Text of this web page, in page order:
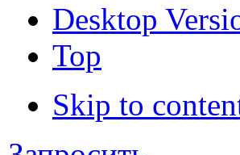
Desktop
Top
Skip to